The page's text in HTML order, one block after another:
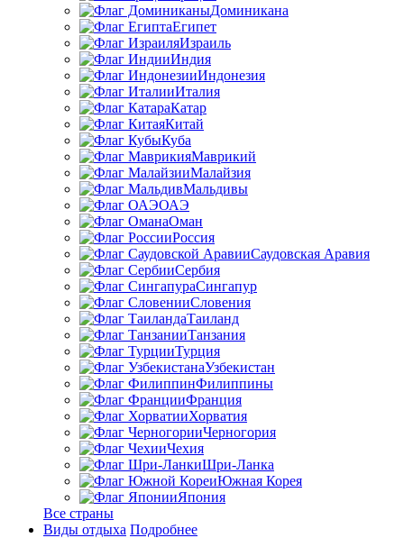
Доминикана
Египет
Израиль
Индия
Индонезия
Италия
Катар
Китай
Куба
Маврикий
Малайзия
Мальдивы
ОАЭ
Оман
Россия
Саудовская Аравия
Сербия
Сингапур
Словения
Таиланд
Танзания
Турция
Узбекистан
Филиппины
Франция
Хорватия
Черногория
Чехия
Шри-Ланка
Южная Корея
Япония
Все страны
Виды отдыха Подробнее